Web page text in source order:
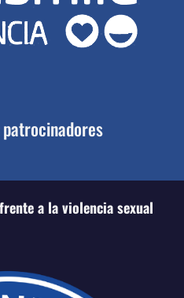
a la violencia sexual